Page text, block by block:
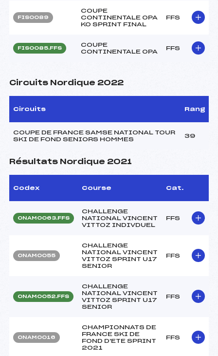
FIS0089
COUPE
CONTINENTALE OPA
KO SPRINT FINAL
FFS
FIS0085.FFS
COUPE
CONTINENTALE OPA
FFS
Circuits Nordique 2022
Circuits Rang
COUPE DE FRANCE SAMSE NATIONAL TOUR
SKI DE FOND SENIORS HOMMES
39
Résultats Nordique 2021
Codex Course Cat.
ONAM0063.FFS
CHALLENGE
NATIONAL VINCENT
VITTOZ INDIVDUEL
FFS
ONAM0055
CHALLENGE
NATIONAL VINCENT
VITTOZ SPRINT U17
SENIOR
FFS
ONAM0052.FFS
CHALLENGE
NATIONAL VINCENT
VITTOZ SPRINT U17
SENIOR
FFS
ONAM0016
CHAMPIONNATS DE
FRANCE SKI DE
FOND D'ETE SPRINT
2021
FFS